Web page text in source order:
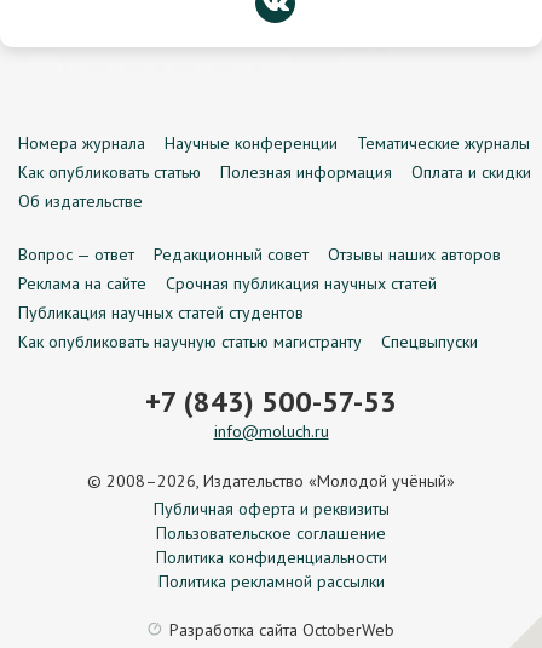
Номера журнала Научные конференции
Тематические журналы
Как опубликовать статью
Полезная информация
Оплата и скидки
Об издательстве
Вопрос — ответ Редакционный совет
Отзывы наших авторов
Реклама на сайте
Срочная публикация научных статей
Публикация научных статей студентов
Как опубликовать научную статью магистранту
Спецвыпуски
+7 (843) 500-57-53
info@moluch.ru
© 2008–2026, Издательство «Молодой учёный»
Публичная оферта и реквизиты
Пользовательское соглашение
Политика конфиденциальности
Политика рекламной рассылки
Разработка сайта OctoberWeb